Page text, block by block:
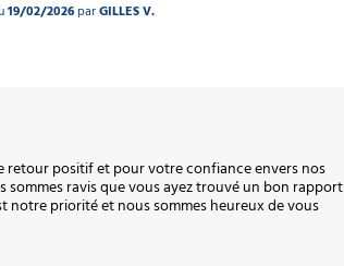
19/02/2026parGILLES V.
retour positif et pour votre confiance envers nos
sommes ravis que vous ayez trouvé un bon rapport
priorité et nous sommes heureux de vous